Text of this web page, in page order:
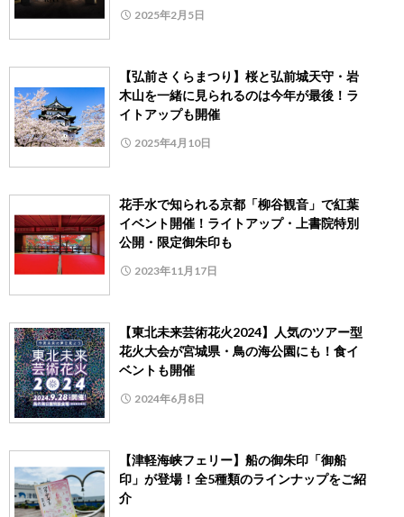
2025年2月5日
【弘前さくらまつり】桜と弘前城天守・岩
木山を一緒に見られるのは今年が最後！ラ
イトアップも開催
2025年4月10日
花手水で知られる京都「柳谷観音」で紅葉
イベント開催！ライトアップ・上書院特別
公開・限定御朱印も
2023年11月17日
【東北未来芸術花火2024】人気のツアー型
花火大会が宮城県・鳥の海公園にも！食イ
ベントも開催
2024年6月8日
【津軽海峡フェリー】船の御朱印「御船
印」が登場！全5種類のラインナップをご紹
介